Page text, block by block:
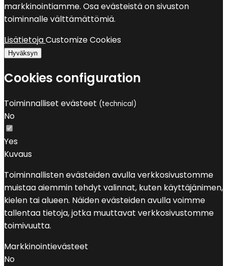
markkinointiamme. Osa evästeistä on sivuston
toiminnalle välttämättömiä.
LisätietojaCustomize Cookies
Hyväksyn
Cookies configuration
Toiminnalliset evästeet (technical)
No
Yes
Kuvaus
Toiminnallisten evästeiden avulla verkkosivustomme
muistaa aiemmin tehdyt valinnat, kuten käyttäjänimen,
kielen tai alueen. Näiden evästeiden avulla voimme
tallentaa tietoja, jotka muuttavat verkkosivustomme
toimivuutta.
Markkinointievästeet
No